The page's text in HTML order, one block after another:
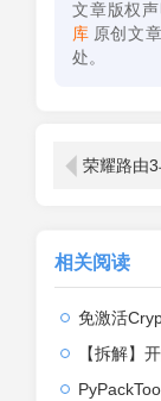
文章版权
库 原创文
处。
相关阅读
免激活CrypLab
【拆解】